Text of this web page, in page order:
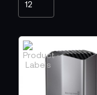
TONEART-Shop